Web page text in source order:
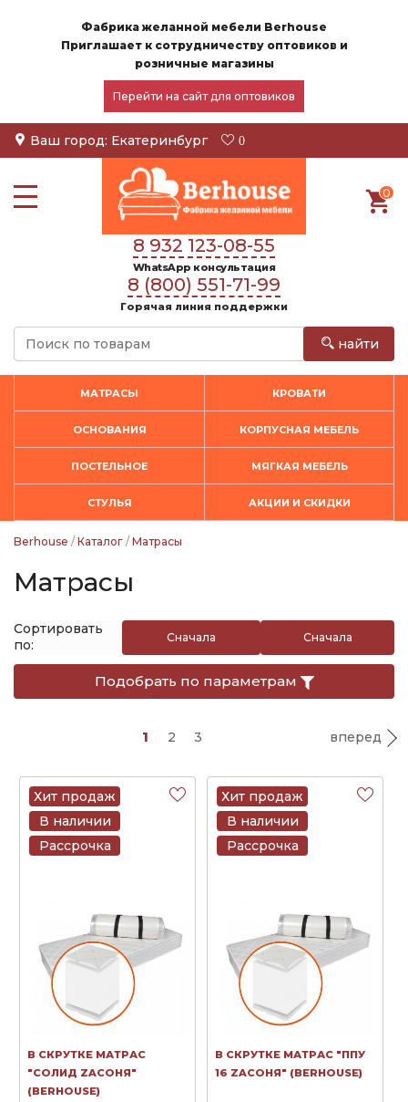
Фабрика желанной мебели Berhouse
Приглашает к сотрудничеству оптовиков и
розничные магазины
Перейти на сайт для оптовиков
Ваш город: Екатеринбург 0
0
8 932 123-08-55
WhatsApp консультация
8 (800) 551-71-99
Горячая линия поддержки
найти
МАТРАСЫ КРОВАТИ
ОСНОВАНИЯ КОРПУСНАЯ МЕБЕЛЬ
ПОСТЕЛЬНОЕ МЯГКАЯ МЕБЕЛЬ
СТУЛЬЯ АКЦИИ И СКИДКИ
Berhouse / Каталог / Матрасы
Матрасы
Сортировать
по:
Сначала Сначала
Подобрать по параметрам
1 2 3 вперед
Хит продаж
В наличии
Рассрочка
В СКРУТКЕ МАТРАС
"СОЛИД ZAСОНЯ"
(BERHOUSE)
Хит продаж
В наличии
Рассрочка
В СКРУТКЕ МАТРАС "ППУ
16 ZAСОНЯ" (BERHOUSE)